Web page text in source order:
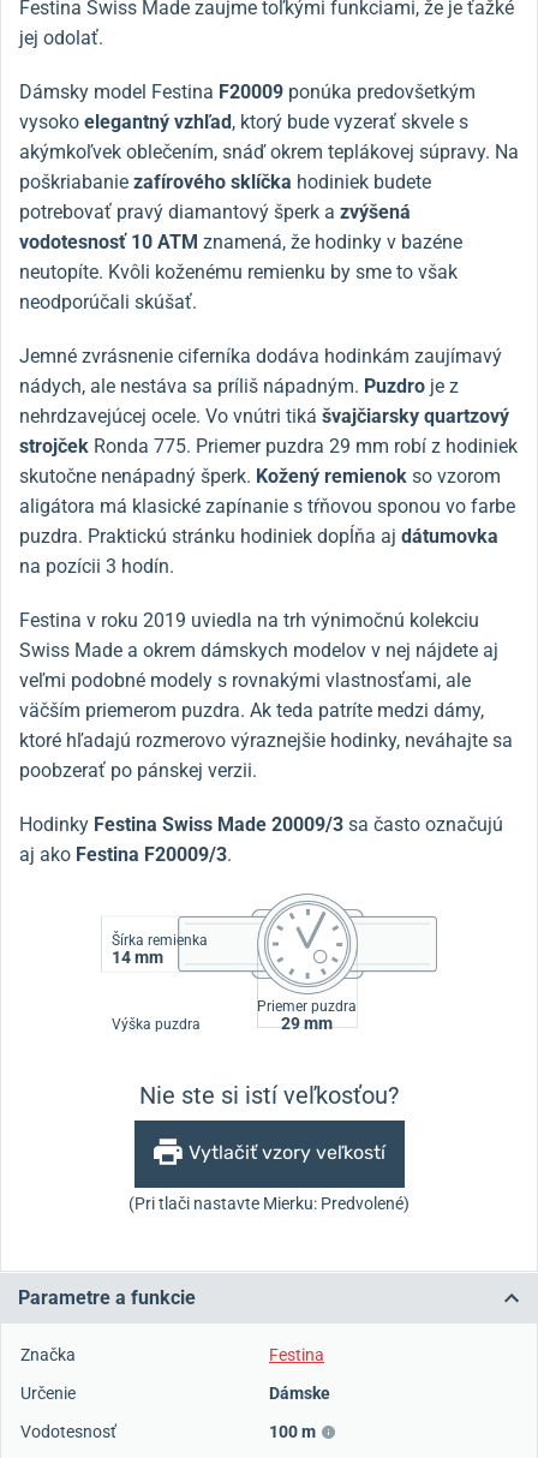
Festina Swiss Made zaujme toľkými funkciami, že je ťažké
jej odolať.
Dámsky model Festina F20009 ponúka predovšetkým
vysoko elegantný vzhľad, ktorý bude vyzerať skvele s
akýmkoľvek oblečením, snáď okrem teplákovej súpravy. Na
poškriabanie zafírového sklíčka hodiniek budete
potrebovať pravý diamantový šperk a zvýšená
vodotesnosť 10 ATM znamená, že hodinky v bazéne
neutopíte. Kvôli koženému remienku by sme to však
neodporúčali skúšať.
Jemné zvrásnenie ciferníka dodáva hodinkám zaujímavý
nádych, ale nestáva sa príliš nápadným. Puzdro je z
nehrdzavejúcej ocele. Vo vnútri tiká švajčiarsky quartzový
strojček Ronda 775. Priemer puzdra 29 mm robí z hodiniek
skutočne nenápadný šperk. Kožený remienok so vzorom
aligátora má klasické zapínanie s tŕňovou sponou vo farbe
puzdra. Praktickú stránku hodiniek dopĺňa aj dátumovka
na pozícii 3 hodín.
Festina v roku 2019 uviedla na trh výnimočnú kolekciu
Swiss Made a okrem dámskych modelov v nej nájdete aj
veľmi podobné modely s rovnakými vlastnosťami, ale
väčším priemerom puzdra. Ak teda patríte medzi dámy,
ktoré hľadajú rozmerovo výraznejšie hodinky, neváhajte sa
poobzerať po pánskej verzii.
Hodinky Festina Swiss Made 20009/3 sa často označujú
aj ako Festina F20009/3.
Šírka remienka
14 mm
Výška puzdra
Priemer puzdra
29 mm
Nie ste si istí veľkosťou?
Vytlačiť vzory veľkostí
(Pri tlači nastavte Mierku: Predvolené)
Parametre a funkcie
Značka
Festina
Určenie
Dámske
Vodotesnosť
100 m